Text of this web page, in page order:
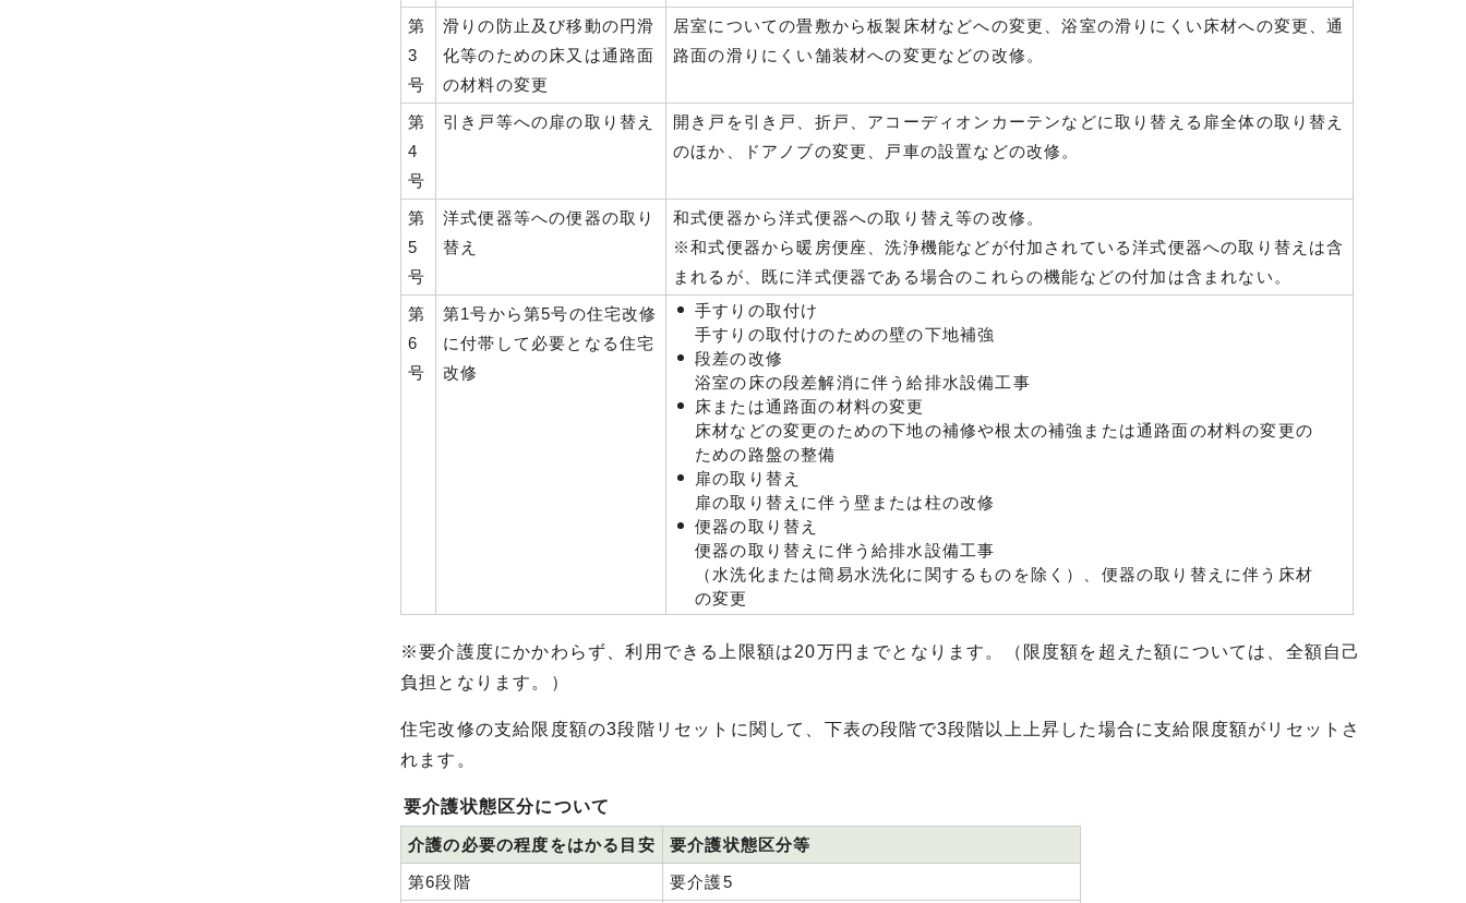
第
3
号
滑りの防止及び移動の円滑
化等のための床又は通路面
の材料の変更
居室についての畳敷から板製床材などへの変更、浴室の滑りにくい床材への変更、通
路面の滑りにくい舗装材への変更などの改修。
第
4
号
引き戸等への扉の取り替え
開き戸を引き戸、折戸、アコーディオンカーテンなどに取り替える扉全体の取り替え
のほか、ドアノブの変更、戸車の設置などの改修。
第
5
号
洋式便器等への便器の取り
替え
和式便器から洋式便器への取り替え等の改修。
※和式便器から暖房便座、洗浄機能などが付加されている洋式便器への取り替えは含
まれるが、既に洋式便器である場合のこれらの機能などの付加は含まれない。
第
6
号
第1号から第5号の住宅改修
に付帯して必要となる住宅
改修
手すりの取付け
手すりの取付けのための壁の下地補強
段差の改修
浴室の床の段差解消に伴う給排水設備工事
床または通路面の材料の変更
床材などの変更のための下地の補修や根太の補強または通路面の材料の変更の
ための路盤の整備
扉の取り替え
扉の取り替えに伴う壁または柱の改修
便器の取り替え
便器の取り替えに伴う給排水設備工事
（水洗化または簡易水洗化に関するものを除く）、便器の取り替えに伴う床材
の変更
※要介護度にかかわらず、利用できる上限額は20万円までとなります。（限度額を超えた額については、全額自己
負担となります。）
住宅改修の支給限度額の3段階リセットに関して、下表の段階で3段階以上上昇した場合に支給限度額がリセットさ
れます。
要介護状態区分について
介護の必要の程度をはかる目安
要介護状態区分等
第6段階
要介護5